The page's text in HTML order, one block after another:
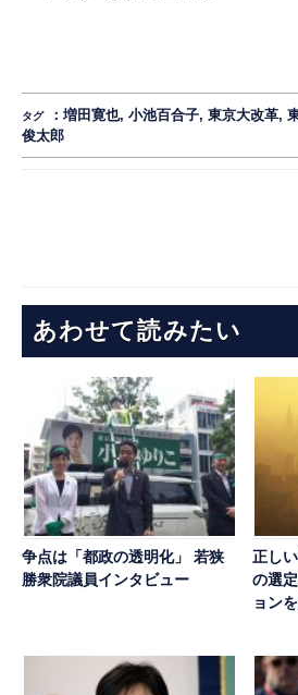
タグ ：増田寛也,小池百合子,東京大改革,
俊太郎
あわせて読みたい
争点は「都政の透明化」 若狭
勝衆院議員インタビュー
正し
の選
ョン